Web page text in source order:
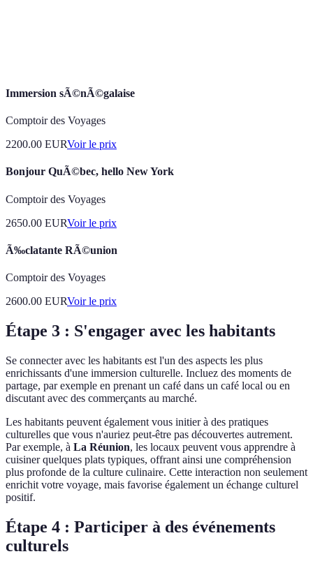
Immersion sÃ©nÃ©galaise
Comptoir des Voyages
2200.00 EURVoir le prix
Bonjour QuÃ©bec, hello New York
Comptoir des Voyages
2650.00 EURVoir le prix
Ã‰clatante RÃ©union
Comptoir des Voyages
2600.00 EURVoir le prix
Étape 3 : S'engager avec les habitants
Se connecter avec les habitants est l'un des aspects les plus
enrichissants d'une immersion culturelle. Incluez des moments de
partage, par exemple en prenant un café dans un café local ou en
discutant avec des commerçants au marché.
Les habitants peuvent également vous initier à des pratiques
culturelles que vous n'auriez peut-être pas découvertes autrement.
Par exemple, à La Réunion, les locaux peuvent vous apprendre à
cuisiner quelques plats typiques, offrant ainsi une compréhension
plus profonde de la culture culinaire. Cette interaction non seulement
enrichit votre voyage, mais favorise également un échange culturel
positif.
Étape 4 : Participer à des événements
culturels